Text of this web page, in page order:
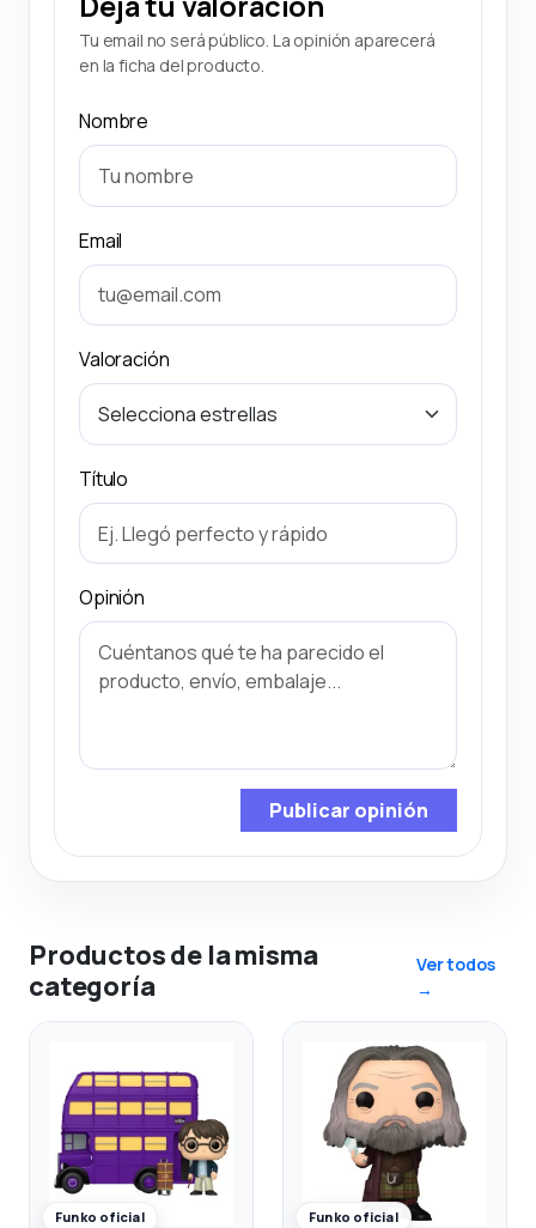
Tu email no será público. La opinión aparecerá
en la ficha del producto.
Nombre
Email
Valoración
Título
Opinión
Publicar opinión
Productos de la misma
categoría
Ver todos
→
Funko oficial Funko oficial